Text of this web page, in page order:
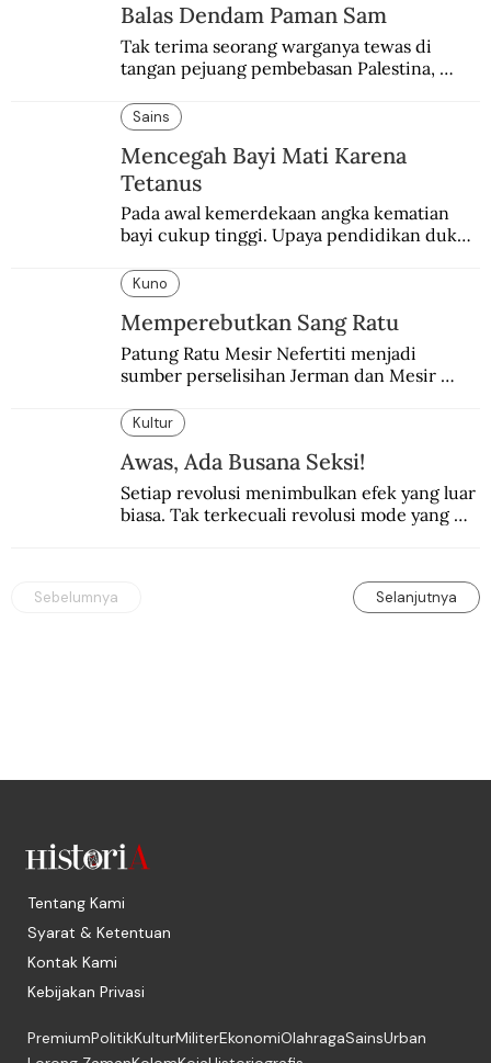
Balas Dendam Paman Sam
Tak terima seorang warganya tewas di
tangan pejuang pembebasan Palestina,
pembalasan.
Sains
Mencegah Bayi Mati Karena
Tetanus
Pada awal kemerdekaan angka kematian
bayi cukup tinggi. Upaya pendidikan dukun
Kuno
Memperebutkan Sang Ratu
Patung Ratu Mesir Nefertiti menjadi
sumber perselisihan Jerman dan Mesir
Kultur
Awas, Ada Busana Seksi!
Setiap revolusi menimbulkan efek yang luar
biasa. Tak terkecuali revolusi mode yang
Sebelumnya Selanjutnya
Tentang Kami
Syarat & Ketentuan
Kontak Kami
Kebijakan Privasi
PremiumPolitikKulturMiliterEkonomiOlahragaSainsUrban